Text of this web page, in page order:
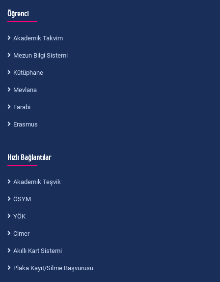
Öğrenci
Akademik Takvim
Mezun Bilgi Sistemi
Kütüphane
Mevlana
Farabi
Erasmus
Hızlı Bağlantılar
Akademik Teşvik
ÖSYM
YÖK
Cimer
Akıllı Kart Sistemi
Plaka Kayıt/Silme Başvurusu